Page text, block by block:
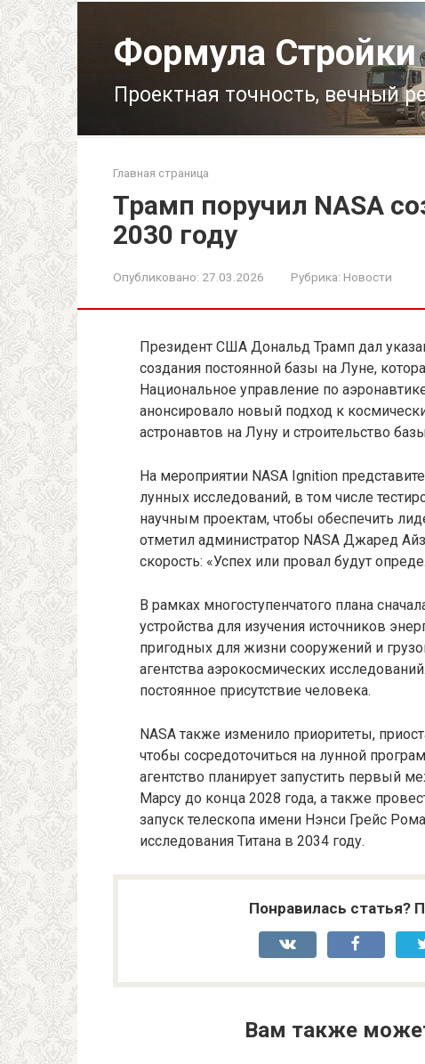
Формула Стройки
Проектная точность, вечный
Главная страница
Трамп поручил NASA
2030 году
Опубликовано: 27.03.2026 Рубрика: Новости
Президент США Дональд Трамп дал
создания постоянной базы на Луне,
Национальное управление по
анонсировало новый подход к
астронавтов на Луну и строительство
На мероприятии NASA Ignition
лунных исследований, в том числе
научным проектам, чтобы обеспечить
отметил администратор NASA Джаред
скорость: «Успех или провал будут
В рамках многоступенчатого плана
устройства для изучения источников
пригодных для жизни сооружений и
агентства аэрокосмических
постоянное присутствие человека.
NASA также изменило приоритеты,
чтобы сосредоточиться на лунной
агентство планирует запустить первый
Марсу до конца 2028 года, а также
запуск телескопа имени Нэнси Грейс
исследования Титана в 2034 году.
Понравилась статья?
Вам также